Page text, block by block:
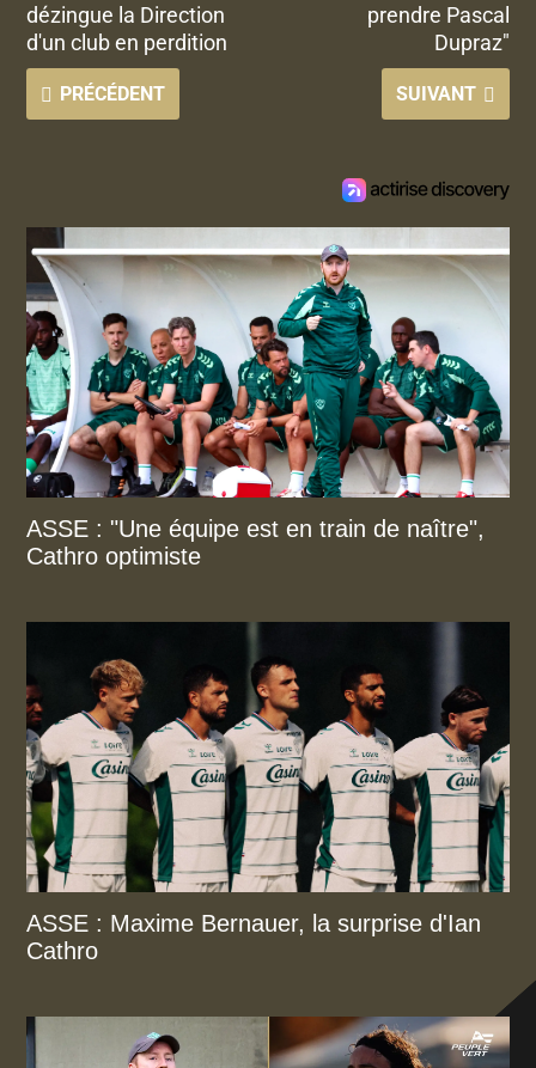
dézingue la Direction
d'un club en perdition
PRÉCÉDENT
prendre Pascal
Dupraz"
SUIVANT
ASSE : "Une équipe est en train de naître",
Cathro optimiste
ASSE : Maxime Bernauer, la surprise d'Ian
Cathro